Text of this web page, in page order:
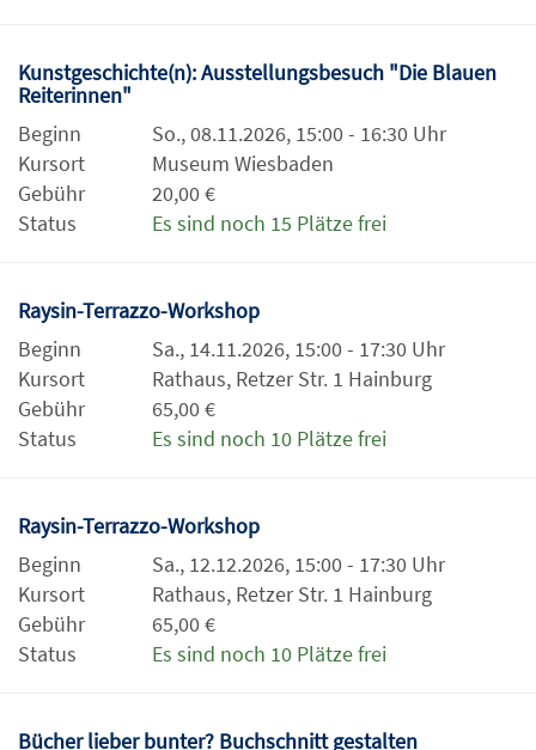
Kunstgeschichte(n): Ausstellungsbesuch "Die Blauen
Reiterinnen"
Beginn
So., 08.11.2026, 15:00 - 16:30 Uhr
Kursort
Museum Wiesbaden
Gebühr
20,00 €
Status
Es sind noch 15 Plätze frei
Raysin-Terrazzo-Workshop
Beginn
Sa., 14.11.2026, 15:00 - 17:30 Uhr
Kursort
Rathaus, Retzer Str. 1 Hainburg
Gebühr
65,00 €
Status
Es sind noch 10 Plätze frei
Raysin-Terrazzo-Workshop
Beginn
Sa., 12.12.2026, 15:00 - 17:30 Uhr
Kursort
Rathaus, Retzer Str. 1 Hainburg
Gebühr
65,00 €
Status
Es sind noch 10 Plätze frei
Bücher lieber bunter? Buchschnitt gestalten